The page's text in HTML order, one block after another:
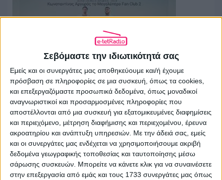
Σεβόμαστε την ιδιωτικότητά σας
Εμείς και οι συνεργάτες μας αποθηκεύουμε και/ή έχουμε
πρόσβαση σε πληροφορίες σε μια συσκευή, όπως τα cookies,
και επεξεργαζόμαστε προσωπικά δεδομένα, όπως μοναδικοί
αναγνωριστικοί και προσαρμοσμένες πληροφορίες που
αποστέλλονται από μια συσκευή για εξατομικευμένες διαφημίσεις
και περιεχόμενο, μέτρηση διαφήμισης και περιεχομένου, έρευνα
ακροατηρίου και ανάπτυξη υπηρεσιών. Με την άδειά σας, εμείς
και οι συνεργάτες μας ενδέχεται να χρησιμοποιήσουμε ακριβή
δεδομένα γεωγραφικής τοποθεσίας και ταυτοποίησης μέσω
σάρωσης συσκευών. Μπορείτε να κάνετε κλικ για να συναινέσετε
στην επεξεργασία από εμάς και τους 1733 συνεργάτες μας όπως
Με Κωνσταντίνο Αργυρό στο Νο 1
μπήκε το νέο έτος
03.01.2022 - 14:00
ΔΙΑΒΆΣΤΕ ΠΕΡΙΣΣΌΤΕΡΑ